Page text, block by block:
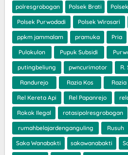
polresgrobogan Polsek Brati
Polsek Purwodadi Polsek Wirosari
ppkm jammalam pramuka Pria
Pulokulon Pupuk Subsidi
putingbeliung pwncurimotor R.
Randurejo Razia Kos Razia
Rel Kereta Api Rel Papanrejo
Rokok Ilegal rotasipolresgrobogan
rumahbelajardenganguling Rusuh
Saka Wanabakti sakawanabakti